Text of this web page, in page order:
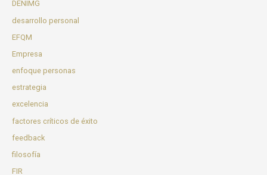
DENIMG
desarrollo personal
EFQM
Empresa
enfoque personas
estrategia
excelencia
factores críticos de éxito
feedback
filosofía
FIR